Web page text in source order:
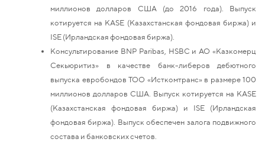
миллионов долларов США (до 2016 года). Выпуск
котируется на KASE (Казахстанская фондовая биржа) и
ISE (Ирландская фондовая биржа).
Консультирование BNP Paribas, HSBC и АО «Казкомерц
Секьюритиз» в качестве банк-либеров дебютного
выпуска евробондов ТОО «Исткомтранс» в размере 100
миллионов долларов США. Выпуск котируется на KASE
(Казахстанская фондовая биржа) и ISE (Ирландская
фондовая биржа). Выпуск обеспечен залога подвижного
состава и банковских счетов.